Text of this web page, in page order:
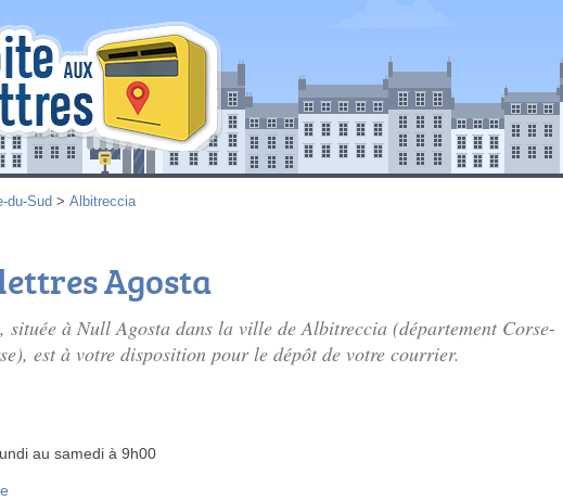
du-Sud > Albitreccia
Agosta
située à Null Agosta dans la ville de Albitreccia (département Corse-
est à votre disposition pour le dépôt de votre courrier.
au samedi à 9h00